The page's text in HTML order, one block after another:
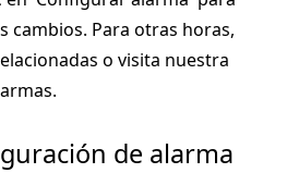
cambios. Para otras horas,
o visita nuestra
de alarma